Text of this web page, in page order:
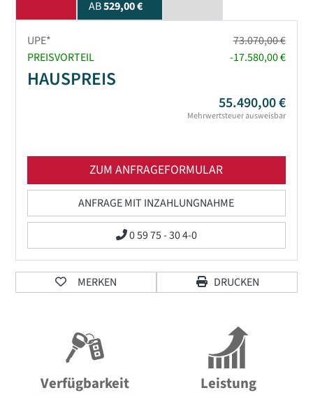
AB529,00 €
UPE*
73.070,00 €
PREISVORTEIL
-17.580,00 €
HAUSPREIS
55.490,00 €
Mehrwertsteuer ausweisbar
ZUM ANFRAGEFORMULAR
ANFRAGE MIT INZAHLUNGNAHME
0 59 75 - 30 4-0
MERKEN DRUCKEN
Verfügbarkeit Leistung